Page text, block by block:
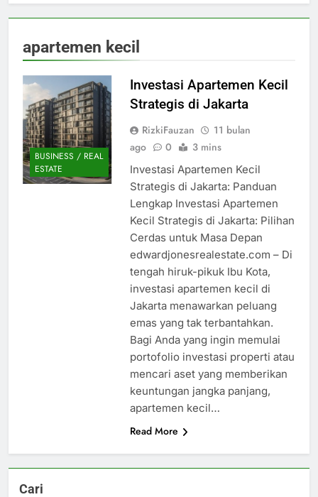
apartemen kecil
BUSINESS / REAL
ESTATE
Investasi Apartemen Kecil
Strategis di Jakarta
RizkiFauzan
11 bulan
ago
0 3 mins
Investasi Apartemen Kecil
Strategis di Jakarta: Panduan
Lengkap Investasi Apartemen
Kecil Strategis di Jakarta: Pilihan
Cerdas untuk Masa Depan
edwardjonesrealestate.com – Di
tengah hiruk-pikuk Ibu Kota,
investasi apartemen kecil di
Jakarta menawarkan peluang
emas yang tak terbantahkan.
Bagi Anda yang ingin memulai
portofolio investasi properti atau
mencari aset yang memberikan
keuntungan jangka panjang,
apartemen kecil…
Read More
Cari